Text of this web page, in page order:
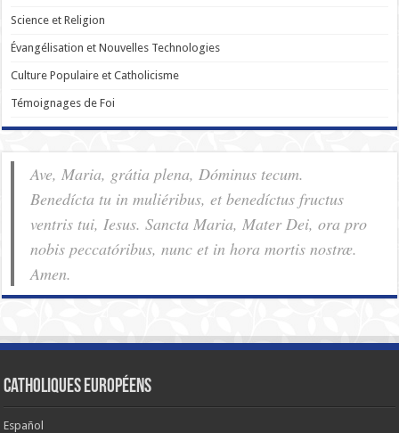
Science et Religion
Évangélisation et Nouvelles Technologies
Culture Populaire et Catholicisme
Témoignages de Foi
Ave, Maria, grátia plena, Dóminus tecum.
Benedícta tu in muliéribus, et benedíctus fructus
ventris tui, Iesus. Sancta Maria, Mater Dei, ora pro
nobis pec­ca­tóribus, nunc et in hora mortis nostræ.
Amen.
Catholiques européens
Español